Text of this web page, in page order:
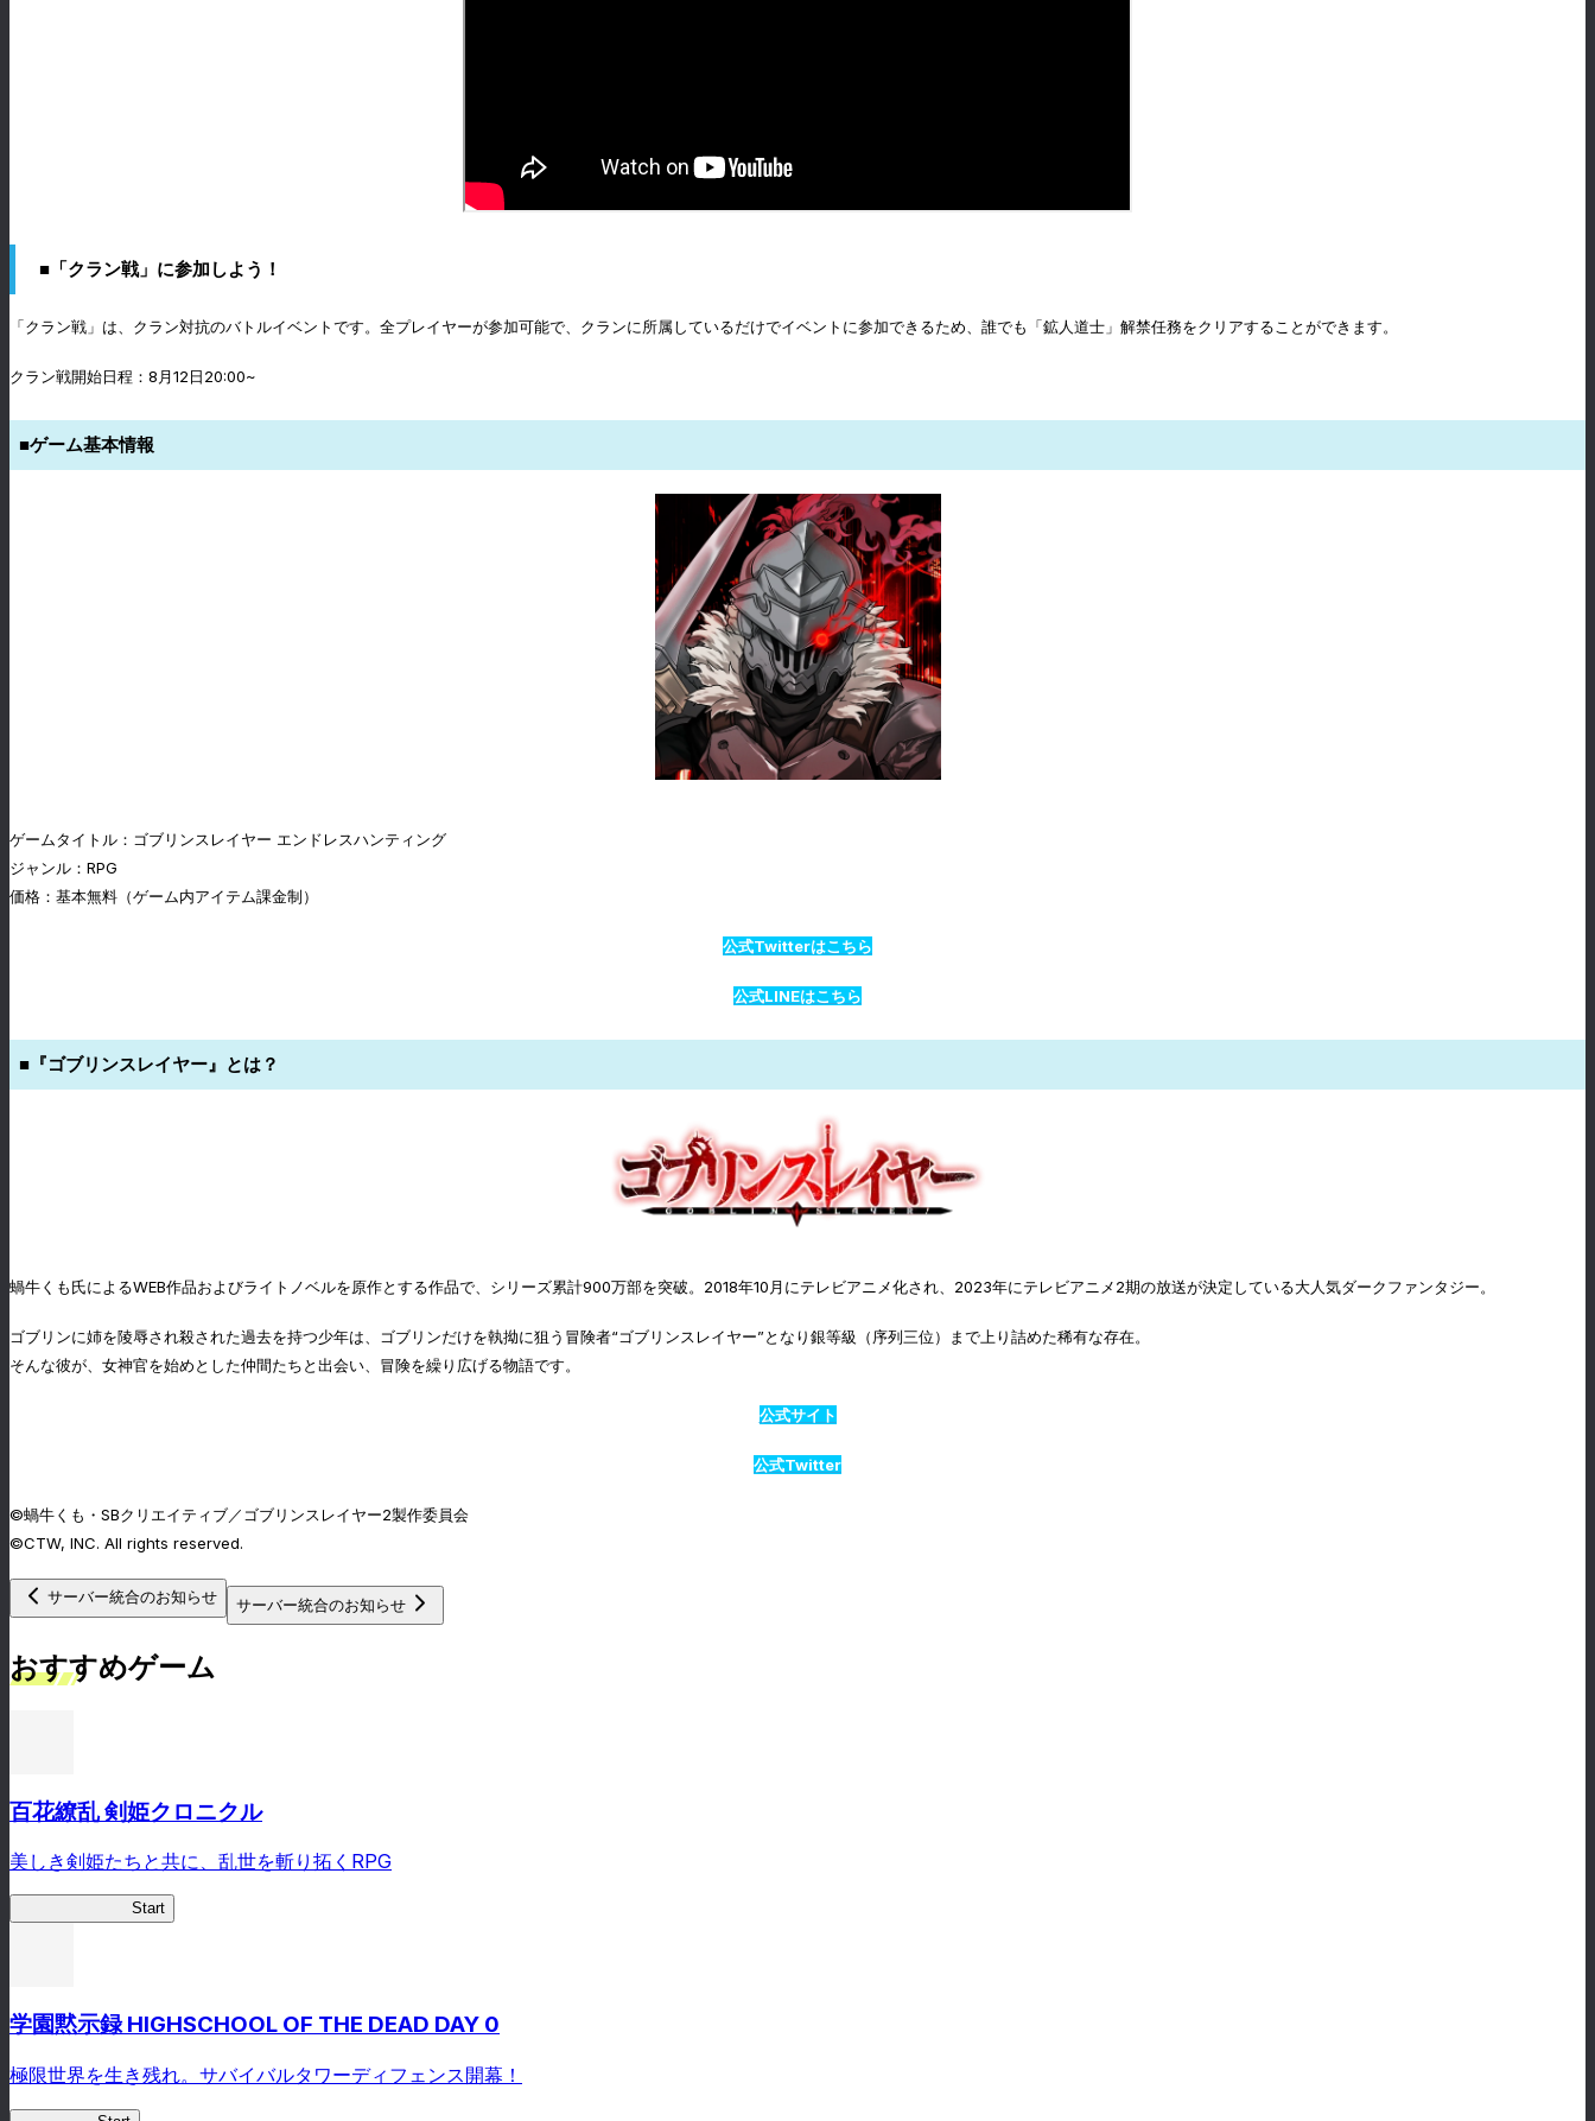
■「クラン戦」に参加しよう！
「クラン戦」は、クラン対抗のバトルイベントです。全プレイヤーが参加可能で、クランに所属しているだけでイベントに参加できるため、誰でも「鉱人道士」解禁任務をクリアすることができます。
クラン戦開始日程：8月12日20:00~
■ゲーム基本情報
ゲームタイトル：ゴブリンスレイヤー エンドレスハンティング
ジャンル：RPG
価格：基本無料（ゲーム内アイテム課金制）
公式Twitterはこちら
公式LINEはこちら
■『ゴブリンスレイヤー』とは？
蝸牛くも氏によるWEB作品およびライトノベルを原作とする作品で、シリーズ累計900万部を突破。2018年10月にテレビアニメ化され、2023年にテレビアニメ2期の放送が決定している大人気ダークファンタジー。
ゴブリンに姉を陵辱され殺された過去を持つ少年は、ゴブリンだけを執拗に狙う冒険者“ゴブリンスレイヤー”となり銀等級（序列三位）まで上り詰めた稀有な存在。
そんな彼が、女神官を始めとした仲間たちと出会い、冒険を繰り広げる物語です。
公式サイト
公式Twitter
©蝸牛くも・SBクリエイティブ／ゴブリンスレイヤー2製作委員会
©CTW, INC. All rights reserved.
サーバー統合のお知らせ サーバー統合のお知らせ
おすすめゲーム
百花繚乱 剣姫クロニクル
美しき剣姫たちと共に、乱世を斬り拓くRPG
Start
学園黙示録 HIGHSCHOOL OF THE DEAD DAY 0
極限世界を生き残れ。サバイバルタワーディフェンス開幕！